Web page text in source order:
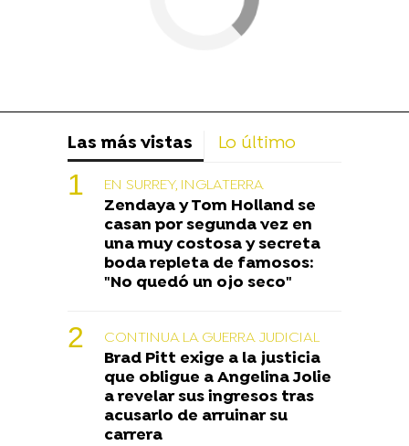
Las más vistas Lo último
EN SURREY, INGLATERRA
Zendaya y Tom Holland se
casan por segunda vez en
una muy costosa y secreta
boda repleta de famosos:
"No quedó un ojo seco"
CONTINUA LA GUERRA JUDICIAL
Brad Pitt exige a la justicia
que obligue a Angelina Jolie
a revelar sus ingresos tras
acusarlo de arruinar su
carrera